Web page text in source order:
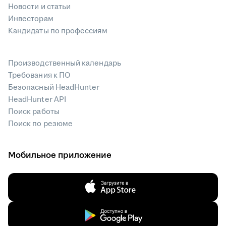
Новости и статьи
Инвесторам
Кандидаты по профессиям
Производственный календарь
Требования к ПО
Безопасный HeadHunter
HeadHunter API
Поиск работы
Поиск по резюме
Мобильное приложение